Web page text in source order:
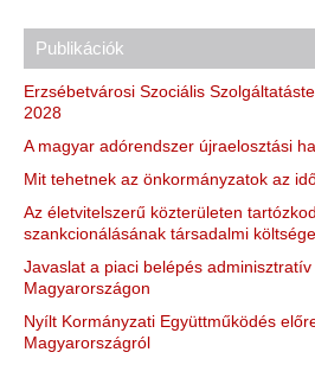
Publikációk
Erzsébetvárosi Szociális
2028
A magyar adórendszer újraelosztási
Mit tehetnek az önkormányzatok az
Az életvitelszerű közterületen
szankcionálásának társadalmi
Javaslat a piaci belépés
Magyarországon
Nyílt Kormányzati Együttműködés
Magyarországról